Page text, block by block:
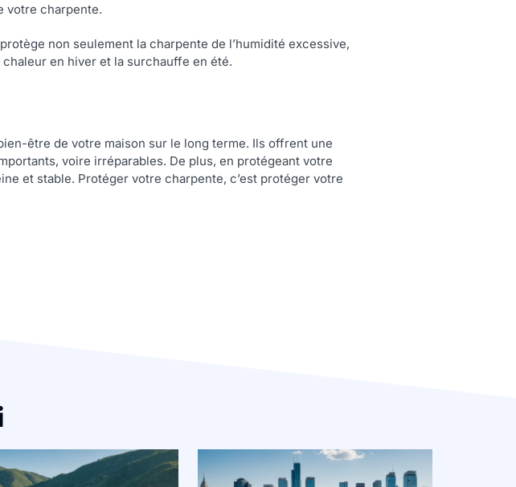
votre charpente.
non seulement la charpente de l’humidité excessive,
en hiver et la surchauffe en été.
être de votre maison sur le long terme. Ils offrent une
voire irréparables. De plus, en protégeant votre
et stable. Protéger votre charpente, c’est protéger votre